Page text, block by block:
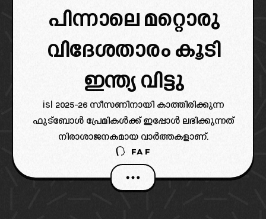
പിന്നാലെ മറ്റൊരു
വിദേശതാരം കൂടി
ഇന്ത്യ വിട്ടു
isl 2025-26 സീസണിനായി കാത്തിരിക്കുന്ന
ഫുട്ബോൾ പ്രേമികൾക്ക് ഇപ്പോൾ ലഭിക്കുന്നത്
നിരാശാജനകമായ വാർത്തകളാണ്.
FAF